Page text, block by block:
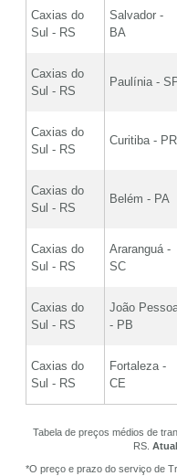
Caxias do
Sul - RS
Salvador -
BA
Caxias do
Sul - RS
Paulínia -
Caxias do
Sul - RS
Curitiba - PR
Caxias do
Sul - RS
Belém - PA
Caxias do
Sul - RS
Araranguá -
SC
Caxias do
Sul - RS
João
- PB
Caxias do
Sul - RS
Fortaleza -
CE
Tabela de preços médios de
RS.
*O preço e prazo do serviço de